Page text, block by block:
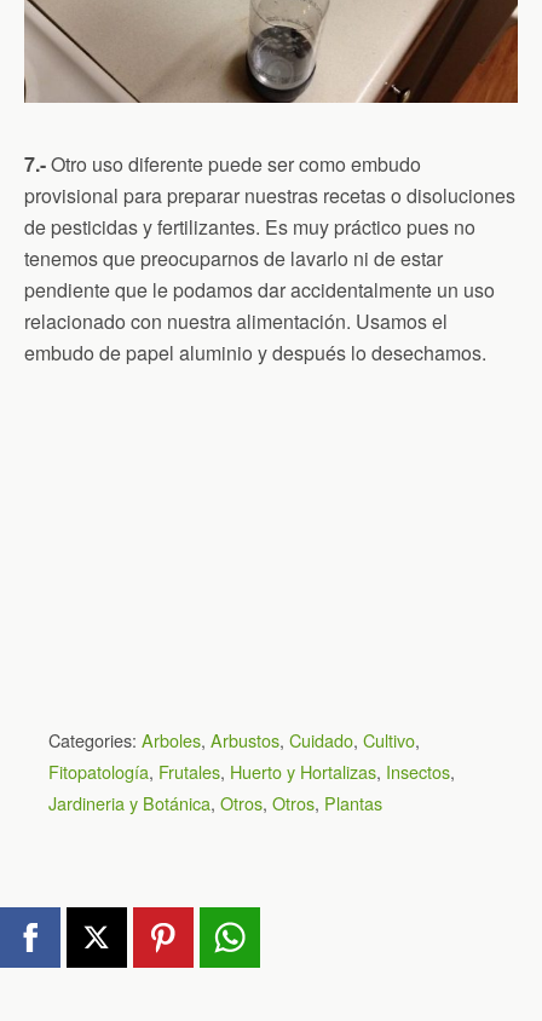
7.-Otro uso diferente puede ser como embudo
provisional para preparar nuestras recetas o disoluciones
de pesticidas y fertilizantes. Es muy práctico pues no
tenemos que preocuparnos de lavarlo ni de estar
pendiente que le podamos dar accidentalmente un uso
relacionado con nuestra alimentación. Usamos el
embudo de papel aluminio y después lo desechamos.
Categories: Arboles, Arbustos, Cuidado, Cultivo,
Fitopatología, Frutales, Huerto y Hortalizas, Insectos,
Jardineria y Botánica, Otros, Otros, Plantas